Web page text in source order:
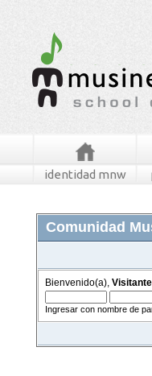
identidad mnw
Comunidad
Bienvenido(a), Visitante
Ingresar con nombre de